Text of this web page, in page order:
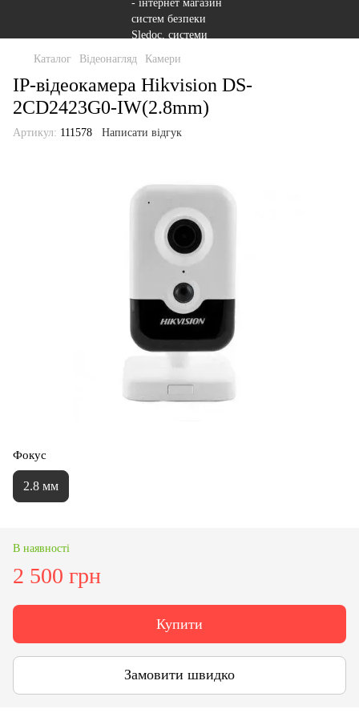
Каталог Відеонагляд Камери
IP-відеокамера Hikvision DS-
2CD2423G0-IW(2.8mm)
Артикул: 111578 Написати відгук
Фокус
2.8 мм
В наявності
2 500 грн
Купити
Замовити швидко